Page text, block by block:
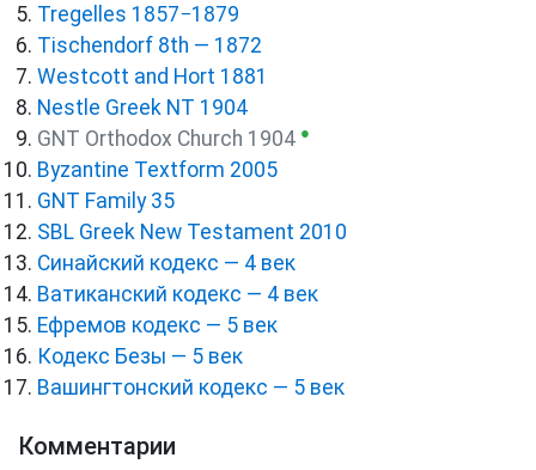
Tregelles 1857−1879
Tischendorf 8th — 1872
Westcott and Hort 1881
Nestle Greek NT 1904
GNT Orthodox Church 1904 ●
Byzantine Textform 2005
GNT Family 35
SBL Greek New Testament 2010
Синайский кодекс — 4 век
Ватиканский кодекс — 4 век
Ефремов кодекс — 5 век
Кодекс Безы — 5 век
Вашингтонский кодекс — 5 век
Комментарии